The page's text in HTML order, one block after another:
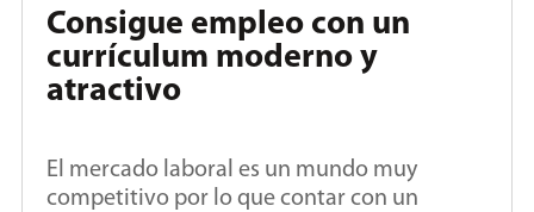
Consigue empleo con un
currículum moderno y
atractivo
El mercado laboral es un mundo muy
competitivo por lo que contar con un